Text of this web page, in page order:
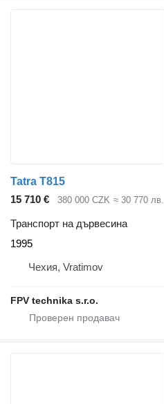
Tatra T815
15 710 €
380 000 CZK ≈ 30 770 лв.
Транспорт на дървесина
1995
Чехия, Vratimov
FPV technika s.r.o.